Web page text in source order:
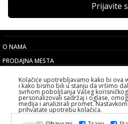
Prijavite
O NAMA
PRODAJNA MESTA
KORISNIČKI SERVIS
IZABERITE DRŽAVU
Kolačiće upotrebljavamo kako bi ova
i kako bismo bili u stanju da vršimo
svrhom poboljšanja Vašeg
personalizovali sadržaj i oglase,
medija i analizirali promet.
prihvatate upotrebu kolačića.